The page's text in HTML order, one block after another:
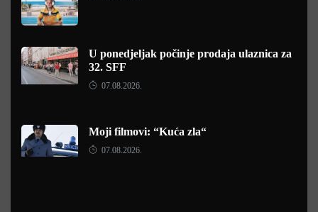
U ponedjeljak počinje prodaja ulaznica za
32. SFF
07.08.2026.
Moji filmovi: “Kuća zla“
07.08.2026.